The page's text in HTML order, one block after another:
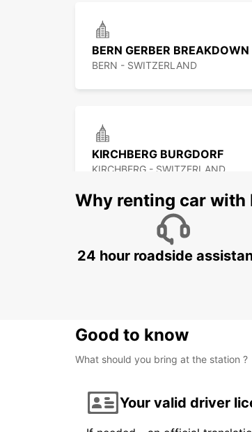
BERN - SWITZERLAND
KIRCHBERG BURGDORF
KIRCHBERG - SWITZERLAND
FRIBOURG AMAG
Why renting car with
24 hour roadside
Good to know
What should you bring at the station ?
Your valid driver